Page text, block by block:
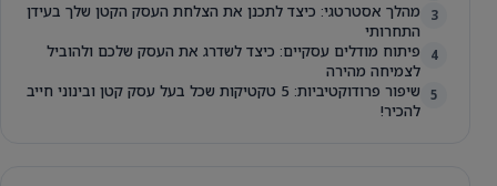
3
מהלך אסטרטגי: כיצד לתכנן את הצלחת העסק הקטן שלך בעידן
התחרותי
4
פיתוח מודלים עסקיים: כיצד לשדרג את העסק שלכם ולהוביל
לצמיחה מהירה
5
שיפור פרודוקטיביות: 5 טקטיקות שכל בעל עסק קטן ובינוני חייב
להכיר!